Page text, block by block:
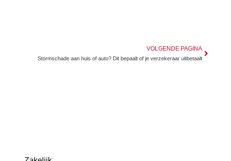
VOLGENDE PAGINA
Stormschade aan huis of auto? Dit bepaalt of je verzekeraar uitbetaalt